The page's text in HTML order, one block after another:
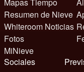
Resumen de Nieve
Whiteroom Noticias
Fotos
MiNieve
Sociales